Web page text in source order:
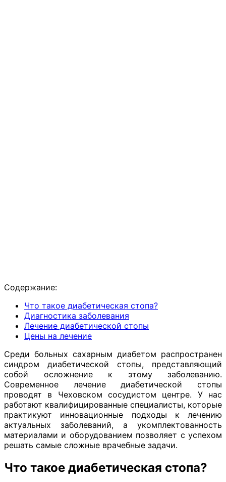
Содержание:
Что такое диабетическая стопа?
Диагностика заболевания
Лечение диабетической стопы
Цены на лечение
Среди больных сахарным диабетом распространен
синдром диабетической стопы, представляющий
собой осложнение к этому заболеванию.
Современное лечение диабетической стопы
проводят в Чеховском сосудистом центре. У нас
работают квалифицированные специалисты, которые
практикуют инновационные подходы к лечению
актуальных заболеваний, а укомплектованность
материалами и оборудованием позволяет с успехом
решать самые сложные врачебные задачи.
Что такое диабетическая стопа?